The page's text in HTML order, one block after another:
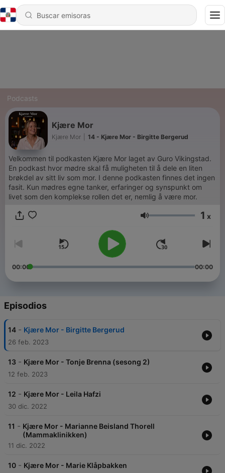
Podcasts
Kjære Mor
Kjære Mor 14 - Kjære Mor - Birgitte Bergerud
Velkommen til podkasten Kjære Mor laget av Guro Vikingstad.
En podkast hvor mødre skal få muligheten til å dele en liten
brøkdel av sitt liv som mor. I denne podkasten finnes det ingen
fasit. Kun mødres egne tanker, erfaringer og synspunkt om
livet som den komplekse rollen det er, nemlig å være mor.
Volumen 1 x
00:00 00:00
Episodios
14 - Kjære Mor - Birgitte Bergerud
26 feb. 2023
13 - Kjære Mor - Tonje Brenna (sesong 2)
12 feb. 2023
12 - Kjære Mor - Leila Hafzi
30 dic. 2022
11 - Kjære Mor - Marianne Beisland Thorell
(Mammaklinikken)
11 dic. 2022
10 - Kjære Mor - Marie Klåpbakken